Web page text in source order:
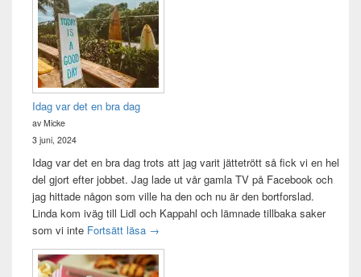
Idag var det en bra dag
av Micke
3 juni, 2024
Idag var det en bra dag trots att jag varit jättetrött så fick vi en hel
del gjort efter jobbet. Jag lade ut vår gamla TV på Facebook och
jag hittade någon som ville ha den och nu är den bortforslad.
Linda kom iväg till Lidl och Kappahl och lämnade tillbaka saker
som vi inte Fortsätt läsa Idag var det en bra dag
→